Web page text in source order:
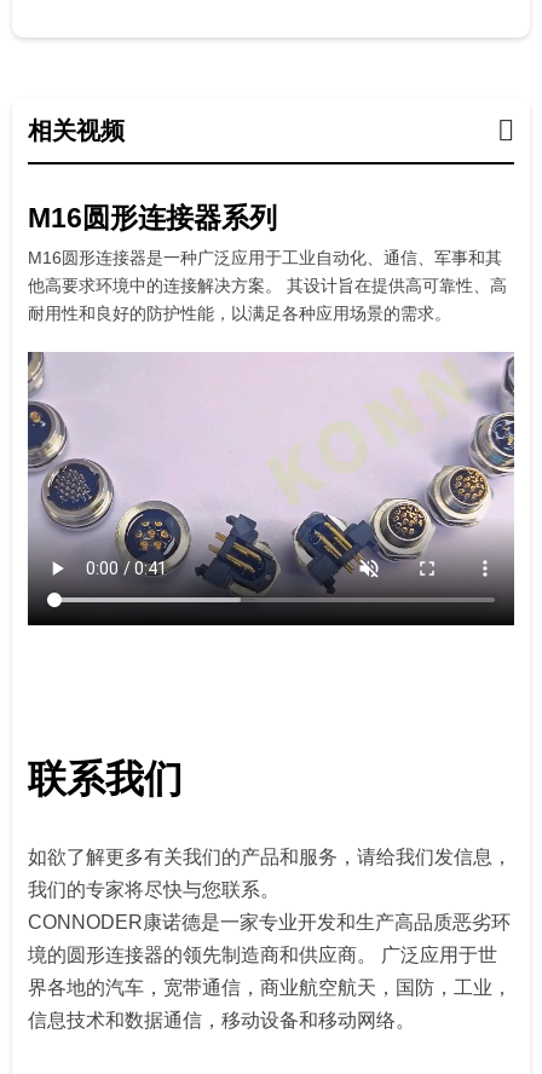
相关视频
M16圆形连接器系列
M16圆形连接器是一种广泛应用于工业自动化、通信、军事和其
他高要求环境中的连接解决方案。 其设计旨在提供高可靠性、高
耐用性和良好的防护性能，以满足各种应用场景的需求。
联系我们
如欲了解更多有关我们的产品和服务，请给我们发信息，
我们的专家将尽快与您联系。
CONNODER康诺德是一家专业开发和生产高品质恶劣环
境的圆形连接器的领先制造商和供应商。 广泛应用于世
界各地的汽车，宽带通信，商业航空航天，国防，工业，
信息技术和数据通信，移动设备和移动网络。